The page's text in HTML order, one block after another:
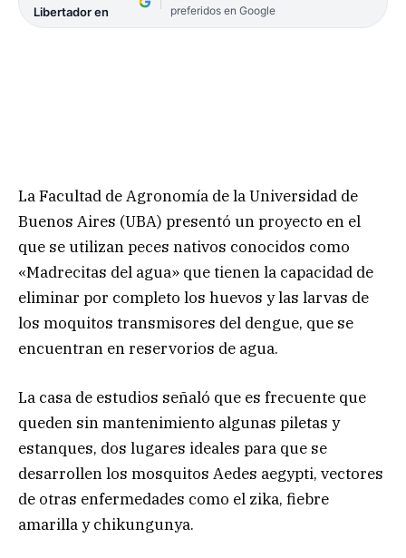
Libertador en
preferidos en Google
La Facultad de Agronomía de la Universidad de
Buenos Aires (UBA) presentó un proyecto en el
que se utilizan peces nativos conocidos como
«Madrecitas del agua» que tienen la capacidad de
eliminar por completo los huevos y las larvas de
los moquitos transmisores del dengue, que se
encuentran en reservorios de agua.
La casa de estudios señaló que es frecuente que
queden sin mantenimiento algunas piletas y
estanques, dos lugares ideales para que se
desarrollen los mosquitos Aedes aegypti, vectores
de otras enfermedades como el zika, fiebre
amarilla y chikungunya.